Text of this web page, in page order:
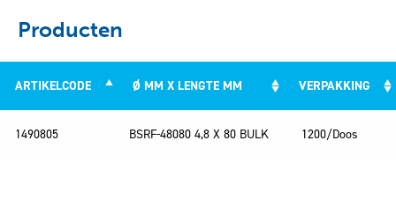
Producten
ARTIKELCODE Ø MM X LENGTE MM
VERPAKKING
1490805
BSRF-48080 4,8 X 80 BULK 1200/Doos